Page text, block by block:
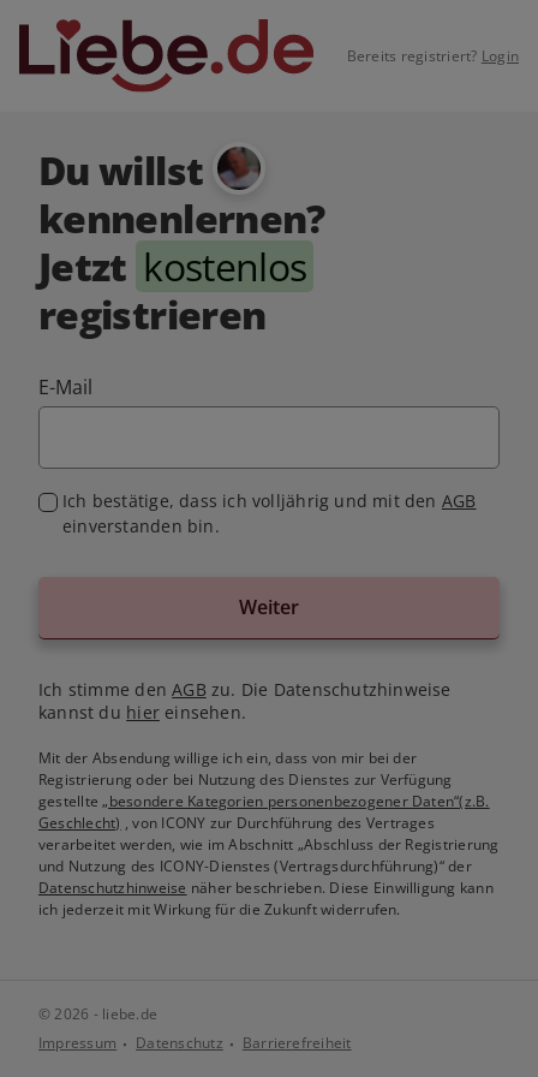
Bereits registriert? Login
Du willst
kennenlernen?
Jetzt kostenlos
registrieren
E-Mail
Ich bestätige, dass ich volljährig und mit den AGB
einverstanden bin.
Weiter
Ich stimme denAGB zu. Die Datenschutzhinweise
kannst du hiereinsehen.
Mit der Absendung willige ich ein, dass von mir bei der
Registrierung oder bei Nutzung des Dienstes zur Verfügung
gestellte„besondere Kategorien personenbezogener Daten“(z.B.
Geschlecht) , von ICONY zur Durchführung des Vertrages
verarbeitet werden, wie im Abschnitt „Abschluss der Registrierung
und Nutzung des ICONY-Dienstes (Vertragsdurchführung)“ der
Datenschutzhinweise näher beschrieben. Diese Einwilligung kann
ich jederzeit mit Wirkung für die Zukunft widerrufen.
© 2026 - liebe.de
Impressum
Datenschutz Barrierefreiheit